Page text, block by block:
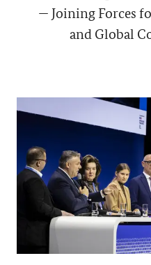
— Joining Forces
and Global